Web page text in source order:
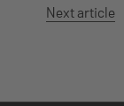
Next article